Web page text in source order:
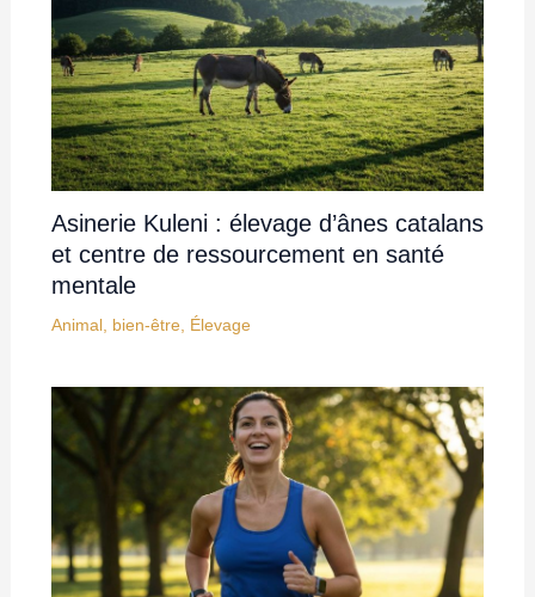
Asinerie Kuleni : élevage d’ânes catalans
et centre de ressourcement en santé
mentale
Animal, bien-être Élevage